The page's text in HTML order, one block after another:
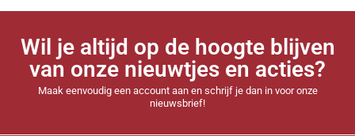
Wil je altijd op de hoogte blijven
van onze nieuwtjes en acties?
Maak eenvoudig een account aan en schrijf je dan in voor onze
nieuwsbrief!